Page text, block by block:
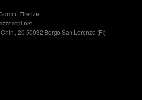
Firenze
20 50032 Borgo San Lorenzo (FI)